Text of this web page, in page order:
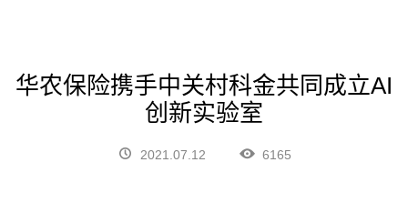
华农保险携手中关村科金共同成立AI
创新实验室
2021.07.12 6165